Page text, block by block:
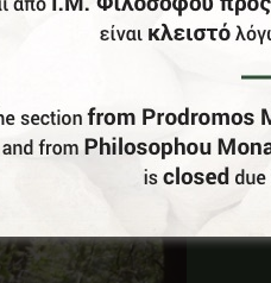
Έχεις Επιχείρηση
Γίνε